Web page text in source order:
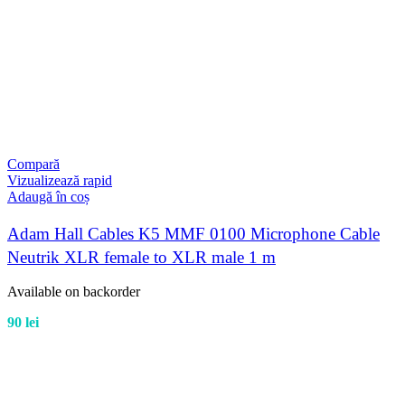
Compară
Vizualizează rapid
Adaugă în coș
Adam Hall Cables K5 MMF 0100 Microphone Cable
Neutrik XLR female to XLR male 1 m
Available on backorder
90 lei